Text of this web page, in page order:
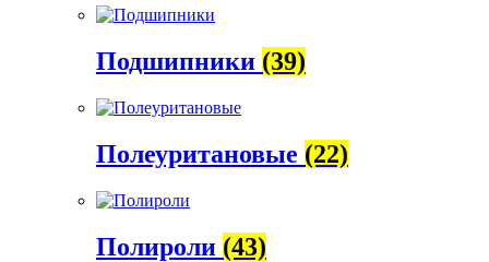
Подшипники (39)
Полеуритановые (22)
Полироли (43)